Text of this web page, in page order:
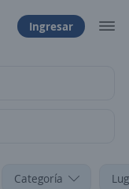
Ingresar
Categoría